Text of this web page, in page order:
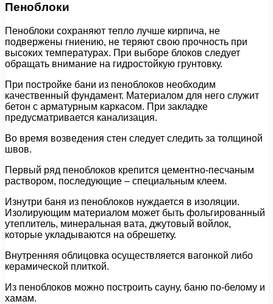
Пеноблоки
Пеноблоки сохраняют тепло лучше кирпича, не
подвержены гниению, не теряют свою прочность при
высоких температурах. При выборе блоков следует
обращать внимание на гидростойкую грунтовку.
При постройке бани из пеноблоков необходим
качественный фундамент. Материалом для него служит
бетон с арматурным каркасом. При закладке
предусматривается канализация.
Во время возведения стен следует следить за толщиной
швов.
Первый ряд пеноблоков крепится цементно-песчаным
раствором, последующие – специальным клеем.
Изнутри баня из пеноблоков нуждается в изоляции.
Изолирующим материалом может быть фольгированный
утеплитель, минеральная вата, джутовый войлок,
которые укладываются на обрешетку.
Внутренняя облицовка осуществляется вагонкой либо
керамической плиткой.
Из пеноблоков можно построить сауну, баню по-белому и
хамам.